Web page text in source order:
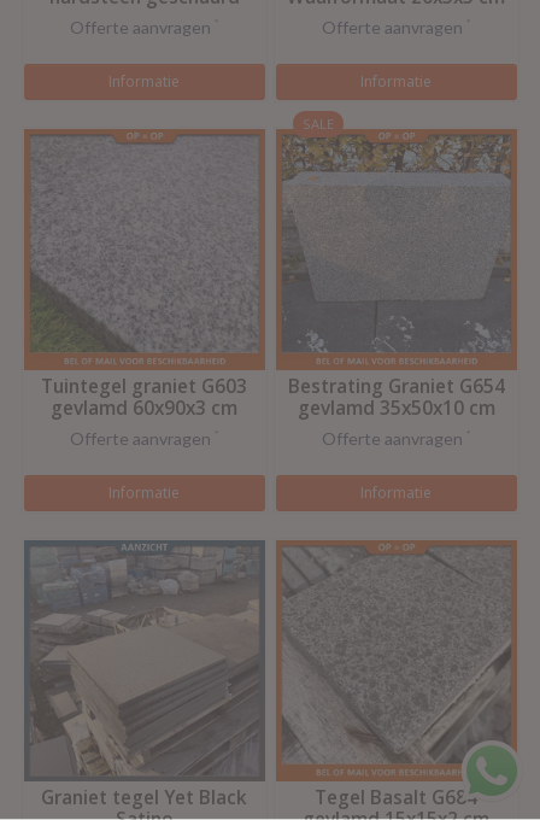
getrommeld
Offerte aanvragen *
Informatie
SALE
Offerte aanvragen *
Informatie
Tuintegel graniet G603
gevlamd 60x90x3 cm
Offerte aanvragen *
Informatie
Bestrating Graniet G654
gevlamd 35x50x10 cm
Offerte aanvragen *
Informatie
Graniet tegel Yet Black
Tegel Basalt G684